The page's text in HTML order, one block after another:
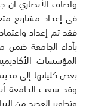
في إعداد مشاريع
بأداء الجامعة ضمن
المؤسسات
بعض كلياتها إلى
وقد سعت الجامعة